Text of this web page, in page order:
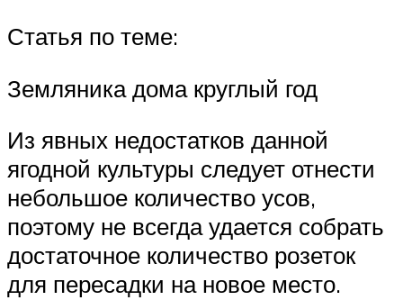
Статья по теме:
Земляника дома круглый год
Из явных недостатков данной
ягодной культуры следует отнести
небольшое количество усов,
поэтому не всегда удается собрать
достаточное количество розеток
для пересадки на новое место.